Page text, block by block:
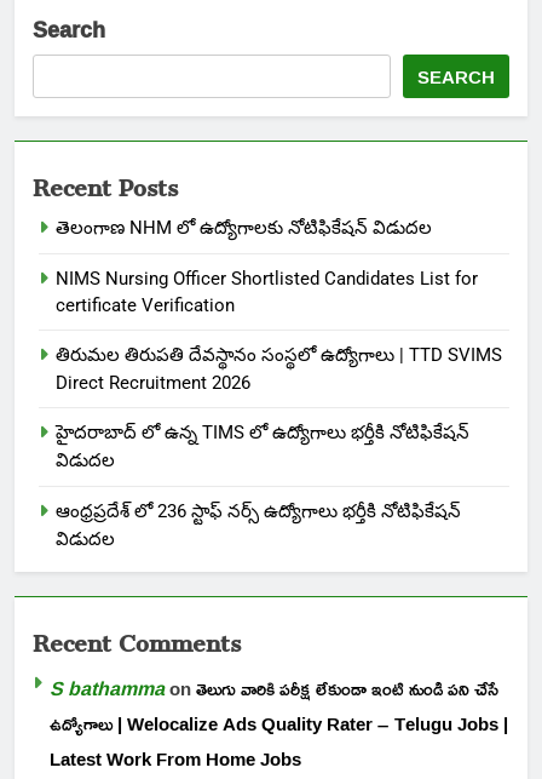
Search
SEARCH
Recent Posts
తెలంగాణ NHM లో ఉద్యోగాలకు నోటిఫికేషన్ విడుదల
NIMS Nursing Officer Shortlisted Candidates List for
certificate Verification
తిరుమల తిరుపతి దేవస్థానం సంస్థలో ఉద్యోగాలు | TTD SVIMS
Direct Recruitment 2026
హైదరాబాద్ లో ఉన్న TIMS లో ఉద్యోగాలు భర్తీకి నోటిఫికేషన్
విడుదల
ఆంధ్రప్రదేశ్ లో 236 స్టాఫ్ నర్స్ ఉద్యోగాలు భర్తీకి నోటిఫికేషన్
విడుదల
Recent Comments
S bathammaonతెలుగు వారికి పరీక్ష లేకుండా ఇంటి నుండి పని చేసే
ఉద్యోగాలు | Welocalize Ads Quality Rater – Telugu Jobs |
Latest Work From Home Jobs